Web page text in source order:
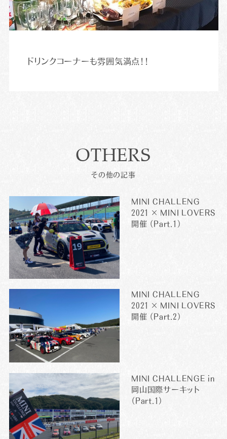
ドリンクコーナーも雰囲気満点！！
OTHERS
その他の記事
MINI CHALLENG
2021 × MINI LOVERS
開催 （Part.1）
MINI CHALLENG
2021 × MINI LOVERS
開催 （Part.2）
MINI CHALLENGE in
岡山国際サーキット
（Part.1）